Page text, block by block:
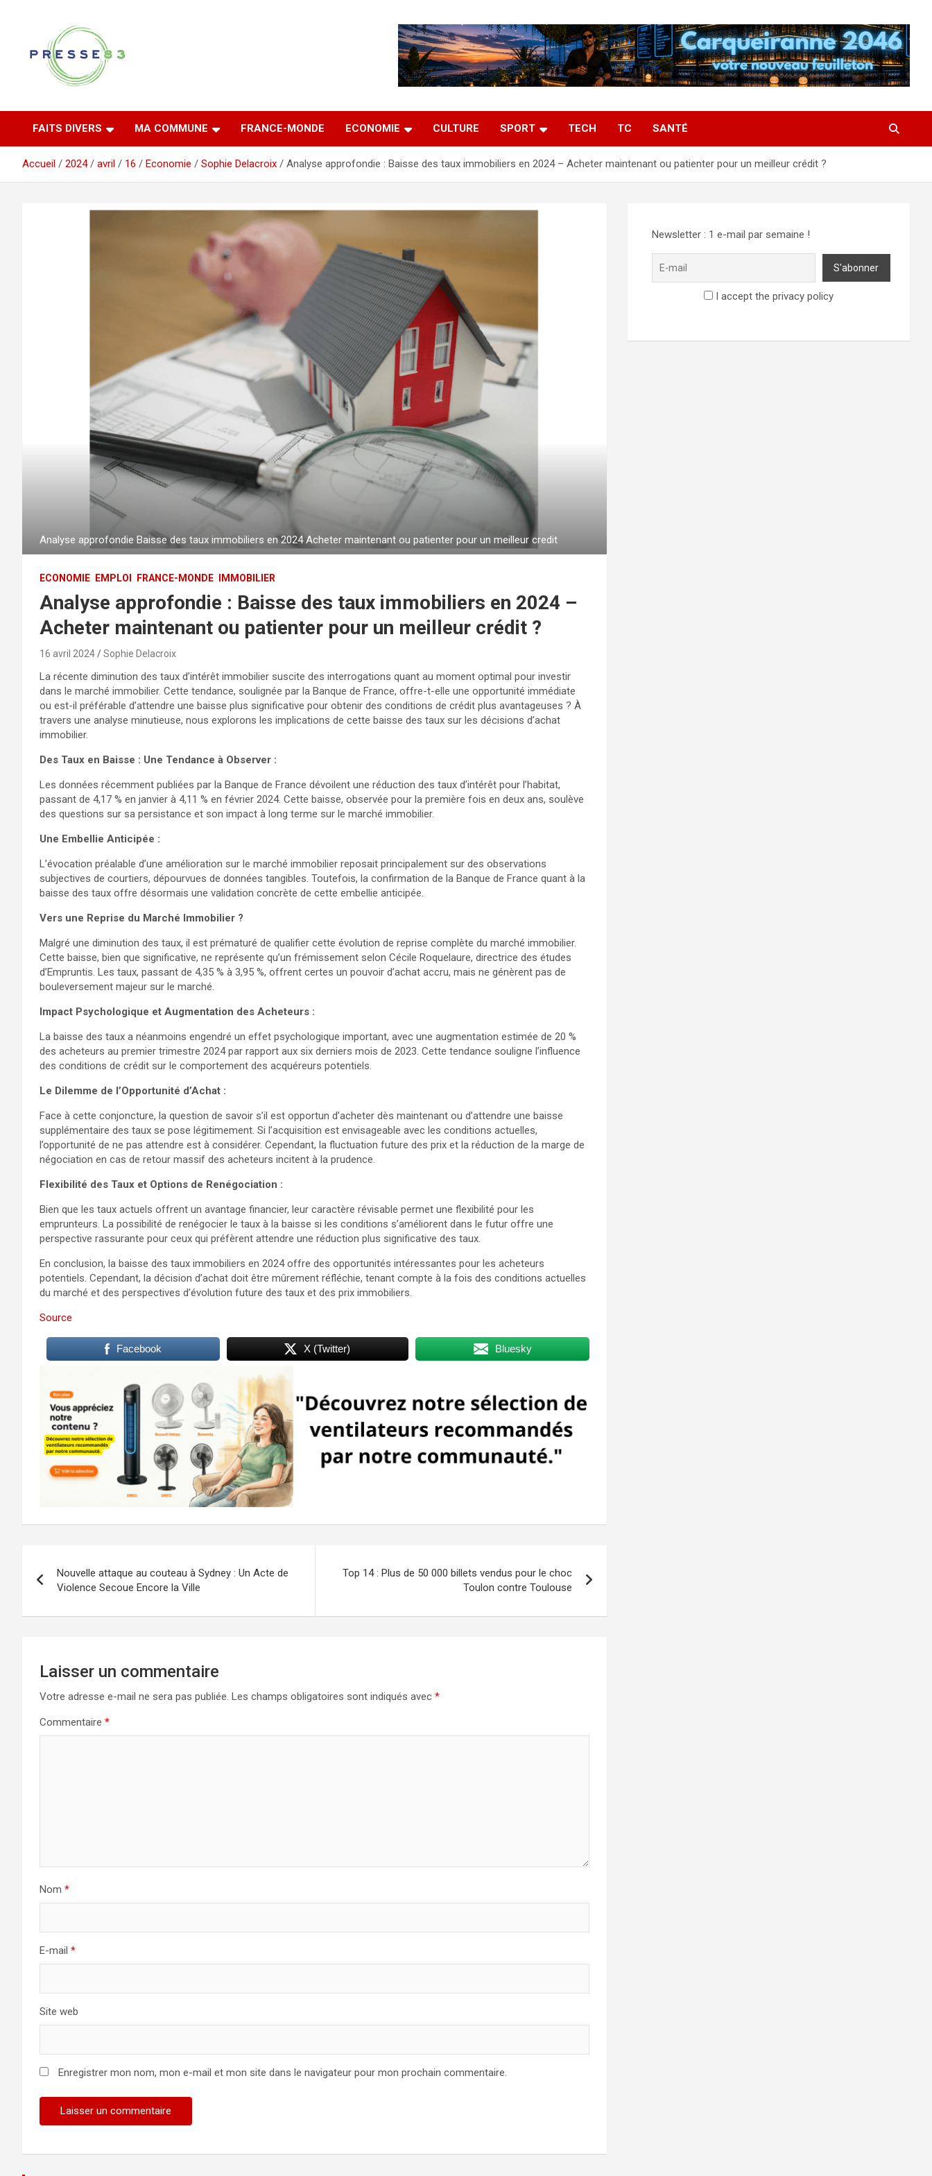
Presse 83
FAITS DIVERS MA COMMUNE FRANCE-MONDE ECONOMIE CULTURE SPORT TECH TC SANTÉ
Accueil 2024 avril 16 Economie Sophie Delacroix Analyse approfondie : Baisse des taux immobiliers en 2024 – Acheter maintenant ou patienter pour un meilleur crédit ?
Analyse approfondie Baisse des taux immobiliers en 2024 Acheter maintenant ou patienter pour un meilleur credit
ECONOMIE EMPLOI FRANCE-MONDE IMMOBILIER
Analyse approfondie : Baisse des taux immobiliers en 2024 –
Acheter maintenant ou patienter pour un meilleur crédit ?
16 avril 2024 Sophie Delacroix
La récente diminution des taux d’intérêt immobilier suscite des interrogations quant au moment optimal pour investir
dans le marché immobilier. Cette tendance, soulignée par la Banque de France, offre-t-elle une opportunité immédiate
ou est-il préférable d’attendre une baisse plus significative pour obtenir des conditions de crédit plus avantageuses ? À
travers une analyse minutieuse, nous explorons les implications de cette baisse des taux sur les décisions d’achat
immobilier.
Des Taux en Baisse : Une Tendance à Observer :
Les données récemment publiées par la Banque de France dévoilent une réduction des taux d’intérêt pour l’habitat,
passant de 4,17 % en janvier à 4,11 % en février 2024. Cette baisse, observée pour la première fois en deux ans, soulève
des questions sur sa persistance et son impact à long terme sur le marché immobilier.
Une Embellie Anticipée :
L’évocation préalable d’une amélioration sur le marché immobilier reposait principalement sur des observations
subjectives de courtiers, dépourvues de données tangibles. Toutefois, la confirmation de la Banque de France quant à la
baisse des taux offre désormais une validation concrète de cette embellie anticipée.
Vers une Reprise du Marché Immobilier ?
Malgré une diminution des taux, il est prématuré de qualifier cette évolution de reprise complète du marché immobilier.
Cette baisse, bien que significative, ne représente qu’un frémissement selon Cécile Roquelaure, directrice des études
d’Empruntis. Les taux, passant de 4,35 % à 3,95 %, offrent certes un pouvoir d’achat accru, mais ne génèrent pas de
bouleversement majeur sur le marché.
Impact Psychologique et Augmentation des Acheteurs :
La baisse des taux a néanmoins engendré un effet psychologique important, avec une augmentation estimée de 20 %
des acheteurs au premier trimestre 2024 par rapport aux six derniers mois de 2023. Cette tendance souligne l’influence
des conditions de crédit sur le comportement des acquéreurs potentiels.
Le Dilemme de l’Opportunité d’Achat :
Face à cette conjoncture, la question de savoir s’il est opportun d’acheter dès maintenant ou d’attendre une baisse
supplémentaire des taux se pose légitimement. Si l’acquisition est envisageable avec les conditions actuelles,
l’opportunité de ne pas attendre est à considérer. Cependant, la fluctuation future des prix et la réduction de la marge de
négociation en cas de retour massif des acheteurs incitent à la prudence.
Flexibilité des Taux et Options de Renégociation :
Bien que les taux actuels offrent un avantage financier, leur caractère révisable permet une flexibilité pour les
emprunteurs. La possibilité de renégocier le taux à la baisse si les conditions s’améliorent dans le futur offre une
perspective rassurante pour ceux qui préfèrent attendre une réduction plus significative des taux.
En conclusion, la baisse des taux immobiliers en 2024 offre des opportunités intéressantes pour les acheteurs
potentiels. Cependant, la décision d’achat doit être mûrement réfléchie, tenant compte à la fois des conditions actuelles
du marché et des perspectives d’évolution future des taux et des prix immobiliers.
Source
Facebook X (Twitter) Bluesky
de
l’article
Nouvelle attaque au couteau à Sydney : Un Acte de
Violence Secoue Encore la Ville
Top 14 : Plus de 50 000 billets vendus pour le choc
Toulon contre Toulouse
Laisser un commentaire
Votre adresse e-mail ne sera pas publiée. Les champs obligatoires sont indiqués avec *
Commentaire *
Nom *
E-mail *
Site web
Enregistrer mon nom, mon e-mail et mon site dans le navigateur pour mon prochain commentaire.
Newsletter : 1 e-mail par semaine !
I accept the privacy policy